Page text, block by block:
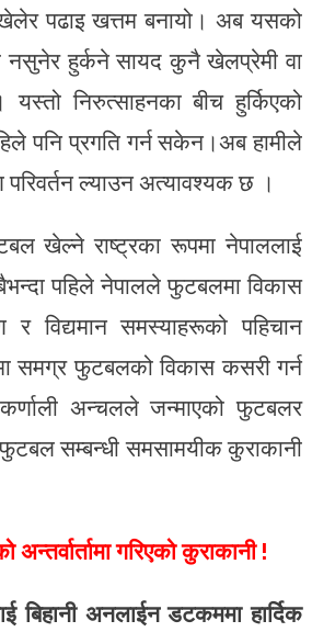
पढाइ खत्तम बनायो। अब यसको
नसुनेर हुर्कने सायद कुनै खेलप्रेमी वा
निरुत्साहनका बीच हुर्किएको
पनि प्रगति गर्न सकेन।अब हामीले
ल्याउन अत्यावश्यक छ ।
खेल्ने राष्ट्रका रूपमा नेपाललाई
पहिले नेपालले फुटबलमा विकास
विद्यमान समस्याहरूको पहिचान
फुटबलको विकास कसरी गर्न
अन्चलले जन्माएको फुटबलर
सम्बन्धी समसामयीक कुराकानी
गरिएको कुराकानी !
बिहानी अनलाईन डटकममा हार्दिक